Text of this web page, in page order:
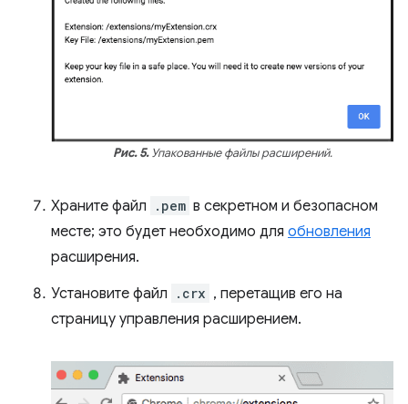
Рис. 5.Упакованные файлы расширений.
Храните файл .pem в секретном и безопасном
месте; это будет необходимо для обновления
расширения.
Установите файл
.crx , перетащив его на
страницу управления расширением.